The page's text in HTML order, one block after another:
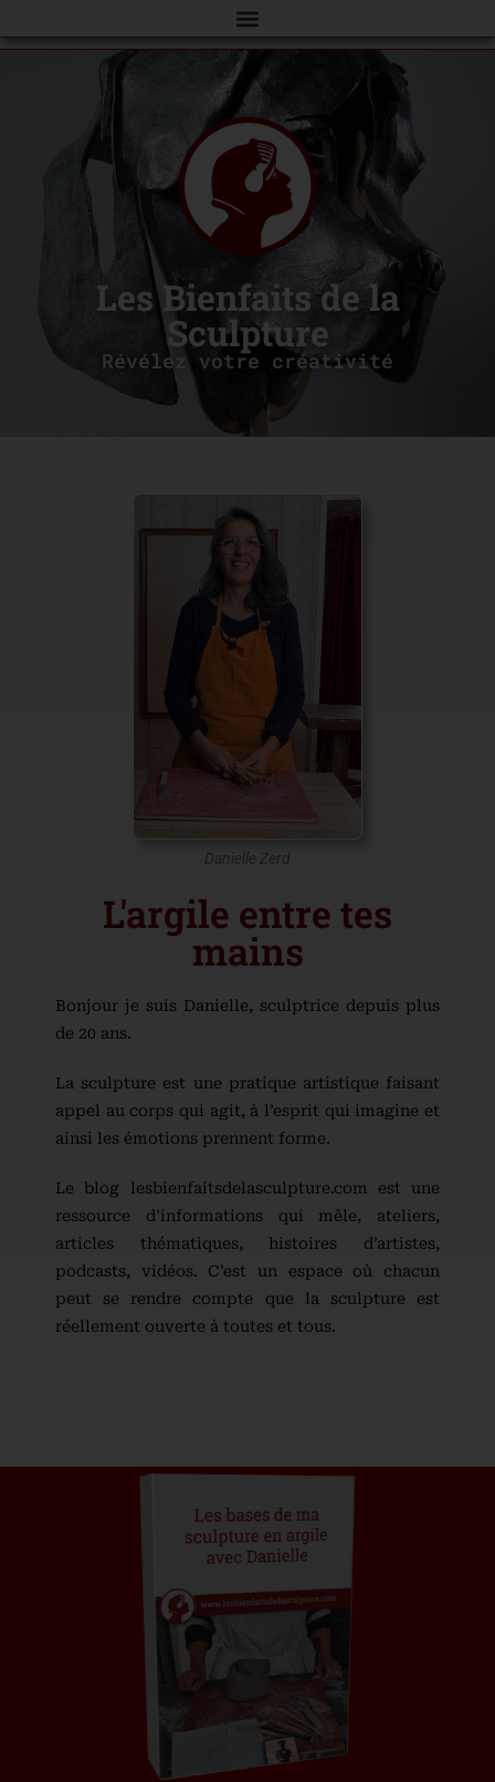
Les Bienfaits de la
Sculpture
Révélez votre créativité
Danielle Zerd
L'argile entre tes
mains
Bonjour je suis Danielle, sculptrice depuis plus
de 20 ans.
La sculpture est une pratique artistique faisant
appel au corps qui agit, à l’esprit qui imagine et
ainsi les émotions prennent forme.
Le blog lesbienfaitsdelasculpture.com est une
ressource d’informations qui mêle, ateliers,
articles thématiques, histoires d’artistes,
podcasts, vidéos. C’est un espace où chacun
peut se rendre compte que la sculpture est
réellement ouverte à toutes et tous.